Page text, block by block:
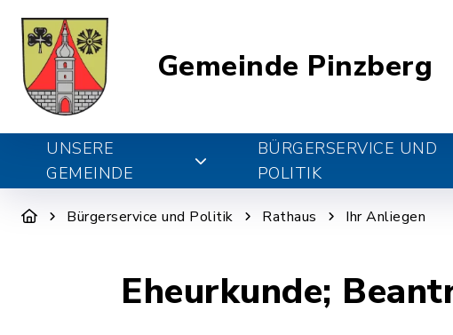
Gemeinde Pinzberg
UNSERE
GEMEINDE
BÜRGERSERVICE UND
POLITIK
Bürgerservice und Politik Rathaus Ihr Anliegen
Eheurkunde;